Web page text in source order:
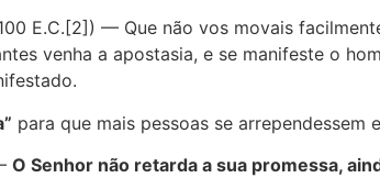
E.C.[2]) — Que não vos movais
venha a apostasia, e se manifeste o
para que mais pessoas se arrependessem
O Senhor não retarda a sua promessa,